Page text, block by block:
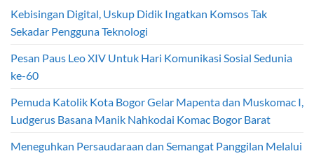
Kebisingan Digital, Uskup Didik Ingatkan Komsos Tak
Sekadar Pengguna Teknologi
Pesan Paus Leo XIV Untuk Hari Komunikasi Sosial Sedunia
ke-60
Pemuda Katolik Kota Bogor Gelar Mapenta dan Muskomac I,
Ludgerus Basana Manik Nahkodai Komac Bogor Barat
Meneguhkan Persaudaraan dan Semangat Panggilan Melalui